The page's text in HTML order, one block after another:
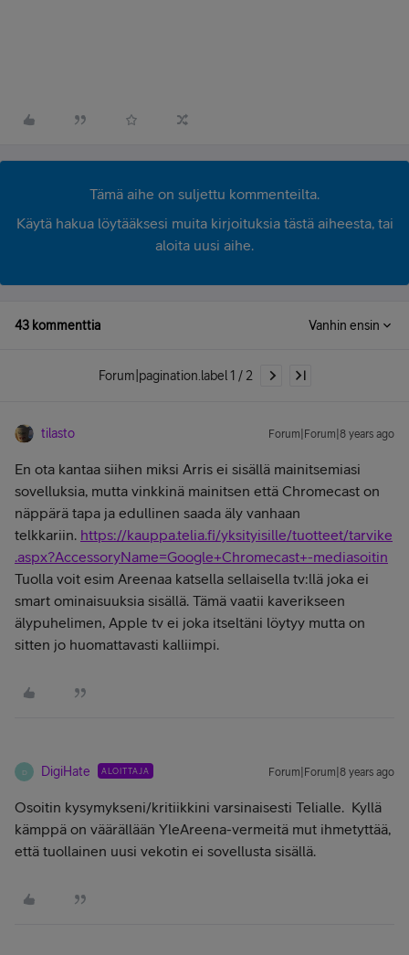
Tämä aihe on suljettu kommenteilta.
Käytä hakua löytääksesi muita kirjoituksia tästä aiheesta, tai
aloita uusi aihe.
43 kommenttia Vanhin ensin
Forum|pagination.label 1 / 2
tilasto Forum|Forum|8 years ago
En ota kantaa siihen miksi Arris ei sisällä mainitsemiasi
sovelluksia, mutta vinkkinä mainitsen että Chromecast on
näppärä tapa ja edullinen saada äly vanhaan
telkkariin. https://kauppa.telia.fi/yksityisille/tuotteet/tarvike
.aspx?AccessoryName=Google+Chromecast+-mediasoitin
Tuolla voit esim Areenaa katsella sellaisella tv:llä joka ei
smart ominaisuuksia sisällä. Tämä vaatii kaverikseen
älypuhelimen, Apple tv ei joka itseltäni löytyy mutta on
sitten jo huomattavasti kalliimpi.
D DigiHate ALOITTAJA Forum|Forum|8 years ago
Osoitin kysymykseni/kritiikkini varsinaisesti Telialle. Kyllä
kämppä on väärällään YleAreena-vermeitä mut ihmetyttää,
että tuollainen uusi vekotin ei sovellusta sisällä.